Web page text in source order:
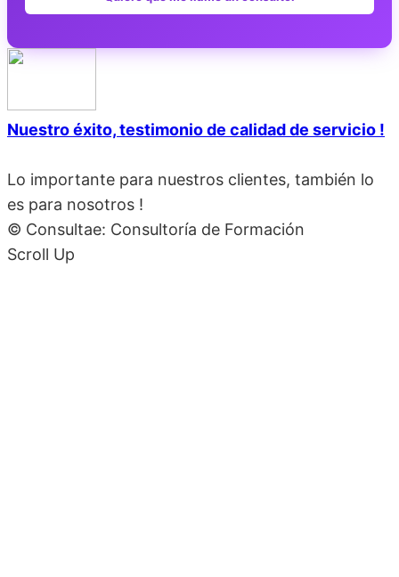
Nuestro éxito, testimonio de calidad de servicio !
Lo importante para nuestros clientes, también lo
es para nosotros !
© Consultae: Consultoría de Formación
Scroll Up